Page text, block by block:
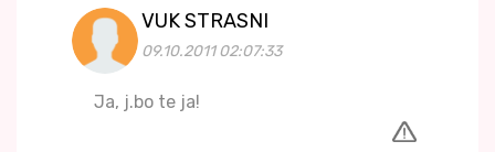
VUK STRASNI
09.10.2011 02:07:33
Ja, j.bo te ja!